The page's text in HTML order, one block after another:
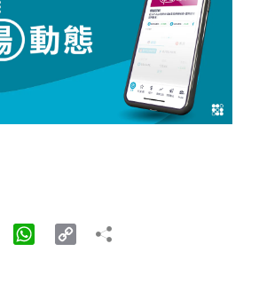
LinkedIn WhatsApp
Copy